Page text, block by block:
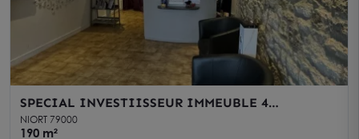
SPECIAL INVESTIISSEUR IMMEUBLE 4
APPARTEMENTS ET UN LOCAL COMMERCIAL AVEC
ARRET DE BUS ET PARKINGS A PROXIMITE
NIORT 79000
190 m²